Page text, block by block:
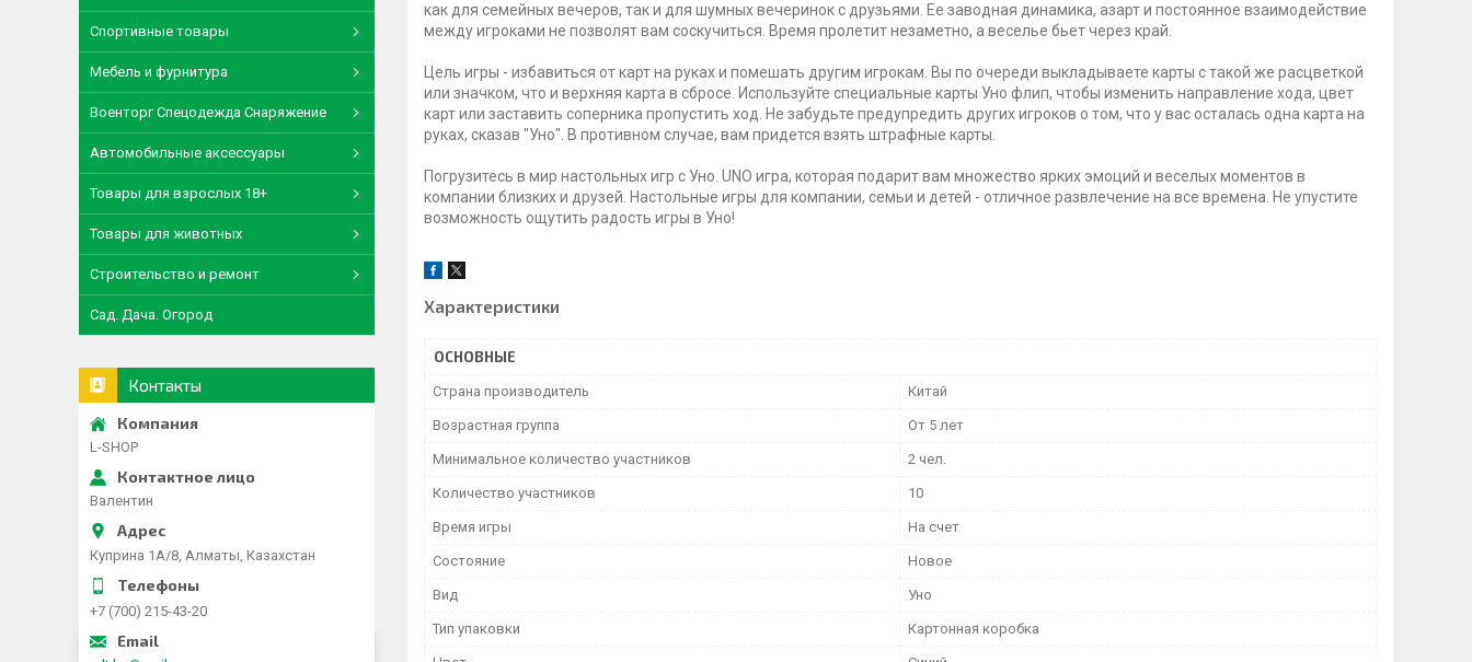
как для семейных вечеров, так и для шумных вечеринок с друзьями. Ее заводная динамика, азарт и постоянное взаимодействие
между игроками не позволят вам соскучиться. Время пролетит незаметно, а веселье бьет через край.
Цель игры - избавиться от карт на руках и помешать другим игрокам. Вы по очереди выкладываете карты с такой же расцветкой
или значком, что и верхняя карта в сбросе. Используйте специальные карты Уно флип, чтобы изменить направление хода, цвет
карт или заставить соперника пропустить ход. Не забудьте предупредить других игроков о том, что у вас осталась одна карта на
руках, сказав "Уно". В противном случае, вам придется взять штрафные карты.
Погрузитесь в мир настольных игр с Уно. UNO игра, которая подарит вам множество ярких эмоций и веселых моментов в
компании близких и друзей. Настольные игры для компании, семьи и детей - отличное развлечение на все времена. Не упустите
возможность ощутить радость игры в Уно!
Характеристики
ОСНОВНЫЕ
Страна производитель Китай
Возрастная группа От 5 лет
Минимальное количество участников 2 чел.
Количество участников 10
Время игры На счет
Состояние Новое
Вид Уно
Тип упаковки Картонная коробка
Спортивные товары
Мебель и фурнитура
Военторг Спецодежда Снаряжение
Автомобильные аксессуары
Товары для взрослых 18+
Товары для животных
Строительство и ремонт
Сад. Дача. Огород
Контакты
L-SHOP
Валентин
Куприна 1A/8, Алматы, Казахстан
+7 (700) 215-43-20